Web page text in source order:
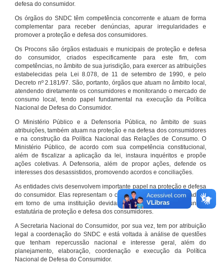
defesa do consumidor.
Os órgãos do SNDC têm competência concorrente e atuam de forma
complementar para receber denúncias, apurar irregularidades e
promover a proteção e defesa dos consumidores.
Os Procons são órgãos estaduais e municipais de proteção e defesa
do consumidor, criados especificamente para este fim, com
competências, no âmbito de sua jurisdição, para exercer as atribuições
estabelecidas pela Lei 8.078, de 11 de setembro de 1990, e pelo
Decreto nº 2.181/97. São, portanto, órgãos que atuam no âmbito local,
atendendo diretamente os consumidores e monitorando o mercado de
consumo local, tendo papel fundamental na execução da Política
Nacional de Defesa do Consumidor.
O Ministério Público e a Defensoria Pública, no âmbito de suas
atribuições, também atuam na proteção e na defesa dos consumidores
e na construção da Política Nacional das Relações de Consumo. O
Ministério Público, de acordo com sua competência constitucional,
além de fiscalizar a aplicação da lei, instaura inquéritos e propõe
ações coletivas. A Defensoria, além de propor ações, defende os
interesses dos desassistidos, promovendo acordos e conciliações.
As entidades civis desenvolvem importante papel na proteção e defesa
do consumidor. Elas representam o conjunto organizado de cidadãos
em torno de uma instituição devidamente registrada e com função
estatutária de proteção e defesa dos consumidores.
A Secretaria Nacional do Consumidor, por sua vez, tem por atribuição
legal a coordenação do SNDC e está voltada à análise de questões
que tenham repercussão nacional e interesse geral, além do
planejamento, elaboração, coordenação e execução da Política
Nacional de Defesa do Consumidor.